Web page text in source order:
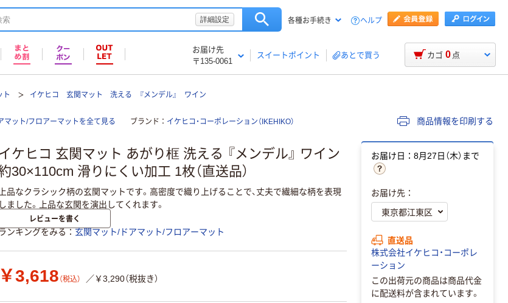
詳細設定 各種お手続き ヘルプ
お届け先
〒135-0061
スイートポイント あとで買う カゴ 0 点
ト イケヒコ 玄関マット 洗える 『メンデル』 ワイン
マット/フロアーマットを全て見る ブランド イケヒコ・コーポレーション（IKEHIKO） 商品情報を印刷する
イケヒコ 玄関マット あがり框 洗える 『メンデル』 ワイン
30×110cm 滑りにくい加工 1枚（直送品）
上品なクラシック柄の玄関マットです。高密度で織り上げることで、丈夫で繊細な柄を表現
しました。上品な玄関を演出してくれます。
レビューを書く
ランキングをみる 玄関マット/ドアマット/フロアーマット
￥3,618 （税込） ／￥3,290（税抜き）
お届け日：8月27日（木）まで
お届け先：
直送品
株式会社イケヒコ・コーポレ
ーション
この出荷元の商品は商品代金
に配送料が含まれています。